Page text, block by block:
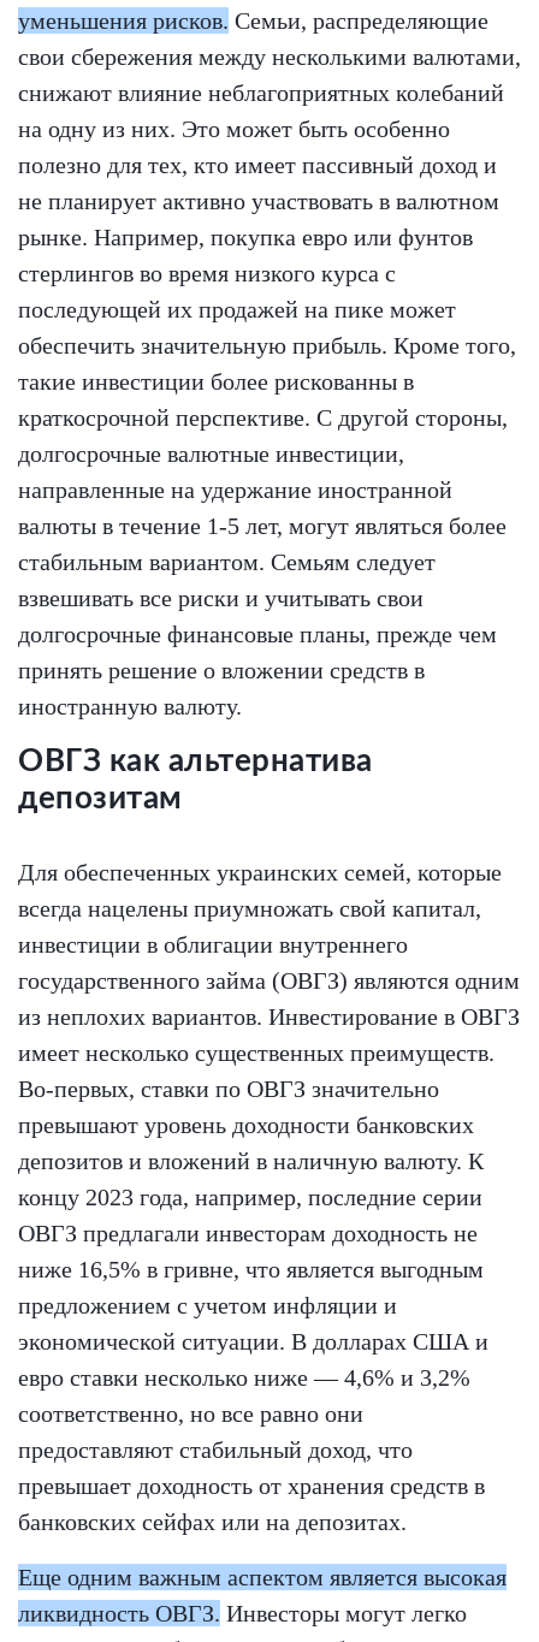
уменьшения рисков. Семьи, распределяющие
свои сбережения между несколькими валютами,
снижают влияние неблагоприятных колебаний
на одну из них. Это может быть особенно
полезно для тех, кто имеет пассивный доход и
не планирует активно участвовать в валютном
рынке. Например, покупка евро или фунтов
стерлингов во время низкого курса с
последующей их продажей на пике может
обеспечить значительную прибыль. Кроме того,
такие инвестиции более рискованны в
краткосрочной перспективе. С другой стороны,
долгосрочные валютные инвестиции,
направленные на удержание иностранной
валюты в течение 1-5 лет, могут являться более
стабильным вариантом. Семьям следует
взвешивать все риски и учитывать свои
долгосрочные финансовые планы, прежде чем
принять решение о вложении средств в
иностранную валюту.
ОВГЗ как альтернатива
депозитам
Для обеспеченных украинских семей, которые
всегда нацелены приумножать свой капитал,
инвестиции в облигации внутреннего
государственного займа (ОВГЗ) являются одним
из неплохих вариантов. Инвестирование в ОВГЗ
имеет несколько существенных преимуществ.
Во-первых, ставки по ОВГЗ значительно
превышают уровень доходности банковских
депозитов и вложений в наличную валюту. К
концу 2023 года, например, последние серии
ОВГЗ предлагали инвесторам доходность не
ниже 16,5% в гривне, что является выгодным
предложением с учетом инфляции и
экономической ситуации. В долларах США и
евро ставки несколько ниже — 4,6% и 3,2%
соответственно, но все равно они
предоставляют стабильный доход, что
превышает доходность от хранения средств в
банковских сейфах или на депозитах.
Еще одним важным аспектом является высокая
ликвидность ОВГЗ. Инвесторы могут легко